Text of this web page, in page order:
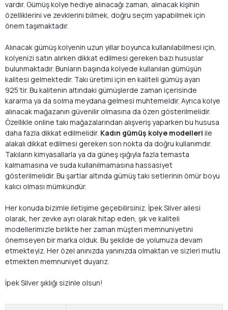
vardır. Gümüş kolye hediye alınacağı zaman, alınacak kişinin
özelliklerini ve zevklerini bilmek, doğru seçim yapabilmek için
önem taşımaktadır.
Alınacak gümüş kolyenin uzun yıllar boyunca kullanılabilmesi için,
kolyenizi satın alırken dikkat edilmesi gereken bazı hususlar
bulunmaktadır. Bunların başında kolyede kullanılan gümüşün
kalitesi gelmektedir. Takı üretimi için en kaliteli gümüş ayarı
925’tir. Bu kalitenin altındaki gümüşlerde zaman içerisinde
kararma ya da solma meydana gelmesi muhtemeldir. Ayrıca kolye
alınacak mağazanın güvenilir olmasına da özen gösterilmelidir.
Özellikle online takı mağazalarından alışveriş yaparken bu hususa
daha fazla dikkat edilmelidir. Kadın gümüş kolye modelleri ile
alakalı dikkat edilmesi gereken son nokta da doğru kullanımdır.
Takıların kimyasallarla ya da güneş ışığıyla fazla temasta
kalmamasına ve suda kullanılmamasına hassasiyet
gösterilmelidir. Bu şartlar altında gümüş takı setlerinin ömür boyu
kalıcı olması mümkündür.
Her konuda bizimle iletişime geçebilirsiniz. İpek Silver ailesi
olarak, her zevke ayrı olarak hitap eden, şık ve kaliteli
modellerimizle birlikte her zaman müşteri memnuniyetini
önemseyen bir marka olduk. Bu şekilde de yolumuza devam
etmekteyiz. Her özel anınızda yanınızda olmaktan ve sizleri mutlu
etmekten memnuniyet duyarız.
İpek Silver şıklığı sizinle olsun!